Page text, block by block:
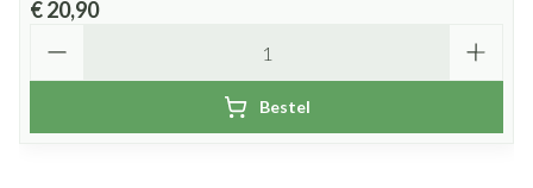
€ 20,90
Bestel